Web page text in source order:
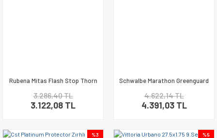
Rubena Mitas Flash Stop Thorn
3.286,40 TL
3.122,08 TL
Schwalbe Marathon Greenguard
4.622,14 TL
4.391,03 TL
%3 %5